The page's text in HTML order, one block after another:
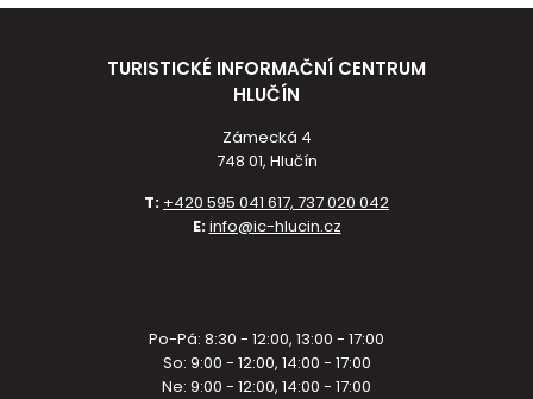
TURISTICKÉ INFORMAČNÍ CENTRUM
HLUČÍN
Zámecká 4
748 01, Hlučín
T: +420 595 041 617, 737 020 042
E:info@ic-hlucin.cz
Po-Pá: 8:30 - 12:00, 13:00 - 17:00
So: 9:00 - 12:00, 14:00 - 17:00
Ne: 9:00 - 12:00, 14:00 - 17:00